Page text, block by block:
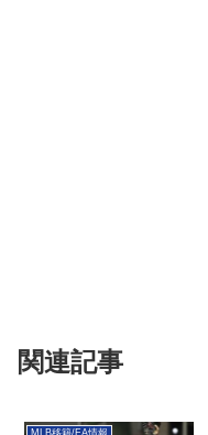
関連記事
MLB移籍/FA情報